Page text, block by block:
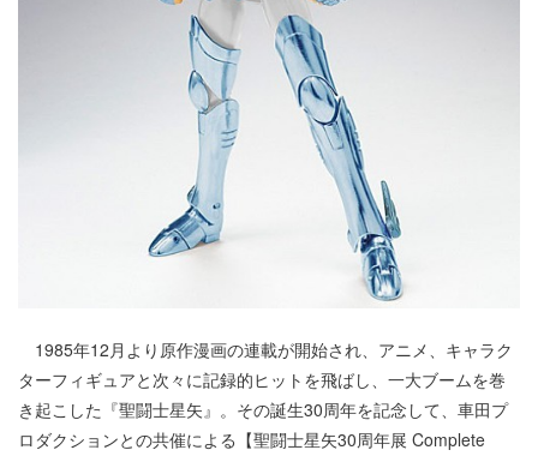
1985年12月より原作漫画の連載が開始され、アニメ、キャラク
ターフィギュアと次々に記録的ヒットを飛ばし、一大ブームを巻
き起こした『聖闘士星矢』。その誕生30周年を記念して、車田プ
ロダクションとの共催による【聖闘士星矢30周年展 Complete